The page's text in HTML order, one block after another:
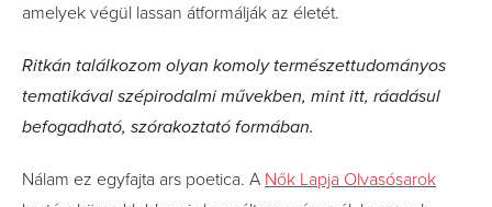
amelyek végül lassan átformálják az életét.
Ritkán találkozom olyan komoly természettudományos
tematikával szépirodalmi művekben, mint itt, ráadásul
befogadható, szórakoztató formában.
Nálam ez egyfajta ars poetica. A Nők Lapja Olvasósarok